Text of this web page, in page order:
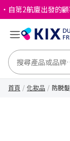
・自第2航廈出發的
首頁 化妝品 防脱